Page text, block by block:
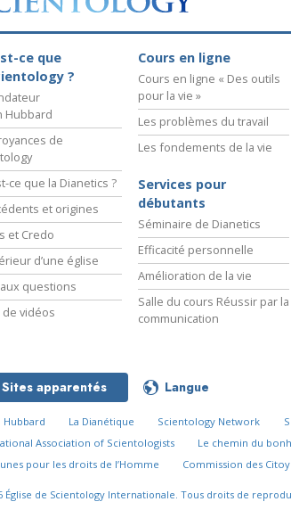
ce que
?
Hubbard
de
ce que la Dianetics ?
et origines
et Credo
d’une église
questions
de vidéos
Cours en ligne
Cours en ligne « Des outils
pour la vie »
Les problèmes du travail
Les fondements de la vie
Services pour
débutants
Séminaire de Dianetics
Efficacité personnelle
Amélioration de la vie
Salle du cours Réussir par la
communication
Sites apparentés Langue
Hubbard La Dianétique Scientology Network
Association of Scientologists
Le chemin du
pour les droits de l’Homme
Commission des
Église de Scientology Internationale. Tous droits de